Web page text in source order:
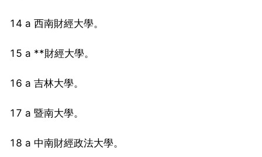
14 a 西南財經大學。
15 a **財經大學。
16 a 吉林大學。
17 a 暨南大學。
18 a 中南財經政法大學。